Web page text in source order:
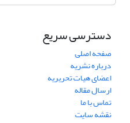
دسترسی سریع
صفحه اصلی
درباره نشریه
اعضای هیات تحریریه
ارسال مقاله
تماس با ما
نقشه سایت